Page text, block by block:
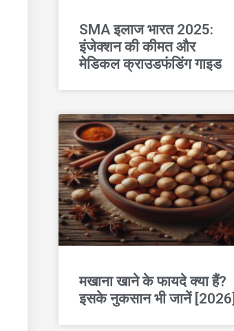
SMA इलाज भारत 2025:
इंजेक्शन की कीमत और
मेडिकल क्राउडफंडिंग गाइड
मखाना खाने के फायदे क्या हैं?
इसके नुकसान भी जानें [2026]